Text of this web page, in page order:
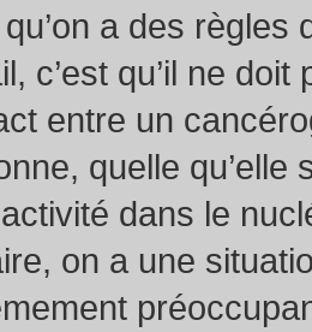
qu’on a des règles
c’est qu’il ne
entre un
quelle qu’elle
dans le
on a une